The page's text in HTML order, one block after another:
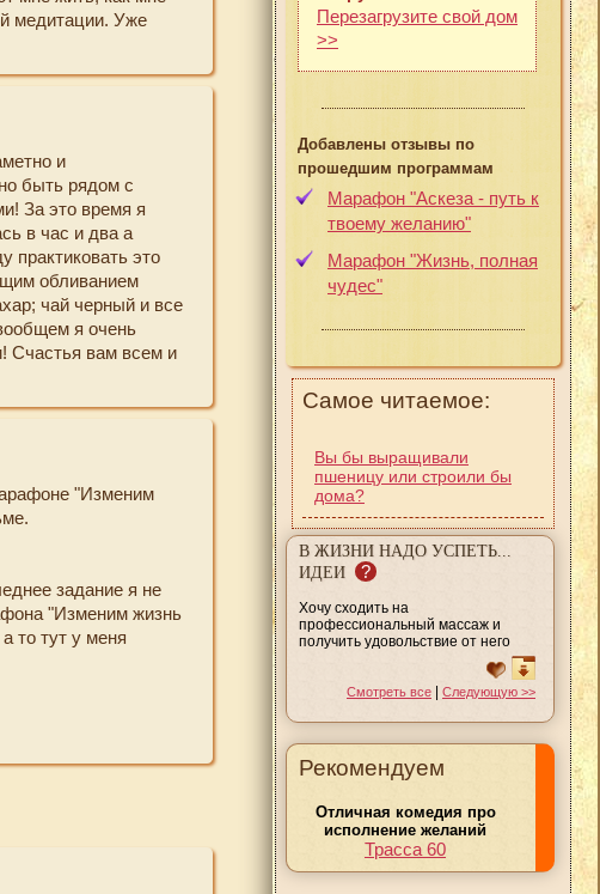
медитации. Уже
в
не по пути.
Потому что до
по утрам были
могу
времени,
мое
тотального
и
быть рядом с
За это время я
в час и два а
практиковать это
обливанием
чай черный и все
я очень
Счастья вам всем и
"Изменим
задание я не
"Изменим жизнь
то тут у меня
было немного
утра стало больше
перед сном с
добавила «око
Перезагрузите свой дом
>>
Добавлены отзывы по
прошедшим программам
Марафон "Аскеза - путь к
твоему желанию"
Марафон "Жизнь, полная
чудес"
Самое читаемое:
Вы бы выращивали
пшеницу или строили бы
дома?
В ЖИЗНИ НАДО УСПЕТЬ...
ИДЕИ
?
Хочу сходить на
профессиональный массаж и
получить удовольствие от него
Смотреть все | Следующую >>
Рекомендуем
Отличная комедия про
исполнение желаний
Трасса 60